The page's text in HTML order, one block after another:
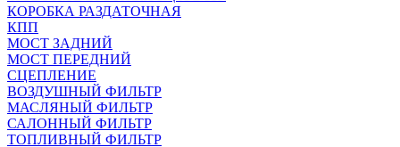
КОРОБКА РАЗДАТОЧНАЯ
КПП
МОСТ ЗАДНИЙ
МОСТ ПЕРЕДНИЙ
СЦЕПЛЕНИЕ
ВОЗДУШНЫЙ ФИЛЬТР
МАСЛЯНЫЙ ФИЛЬТР
САЛОННЫЙ ФИЛЬТР
ТОПЛИВНЫЙ ФИЛЬТР